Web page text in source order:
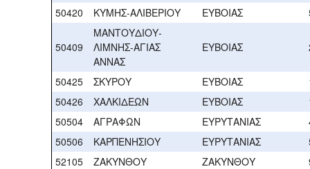
50420
ΚΥΜΗΣ-ΑΛΙΒΕΡΙΟΥ ΕΥΒΟΙΑΣ
50409
ΜΑΝΤΟΥΔΙΟΥ-
ΛΙΜΝΗΣ-ΑΓΙΑΣ
ΑΝΝΑΣ
ΕΥΒΟΙΑΣ
50425 ΣΚΥΡΟΥ ΕΥΒΟΙΑΣ
50426
ΧΑΛΚΙΔΕΩΝ ΕΥΒΟΙΑΣ
50504
ΑΓΡΑΦΩΝ ΕΥΡΥΤΑΝΙΑΣ
50506
ΚΑΡΠΕΝΗΣΙΟΥ ΕΥΡΥΤΑΝΙΑΣ
52105
ΖΑΚΥΝΘΟΥ ΖΑΚΥΝΘΟΥ